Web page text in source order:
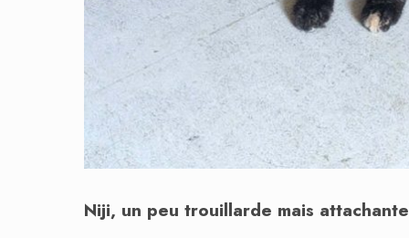
Niji, un peu trouillarde mais